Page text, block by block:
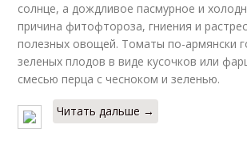
солнце, а дождливое пасмурное и
причина фитофтороза, гниения и
полезных овощей. Томаты по-армянски
зеленых плодов в виде кусочков или
смесью перца с чесноком и зеленью.
Читать дальше →